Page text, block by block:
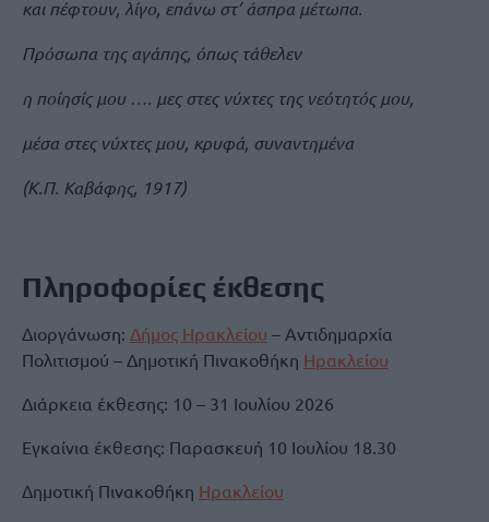
και πέφτουν, λίγο, επάνω στ’ άσπρα μέτωπα.
Πρόσωπα της αγάπης, όπως τάθελεν
η ποίησίς μου …. μες στες νύχτες της νεότητός μου,
μέσα στες νύχτες μου, κρυφά, συναντημένα
(Κ.Π. Καβάφης, 1917)
Πληροφορίες έκθεσης
Διοργάνωση: Δήμος Ηρακλείου – Αντιδημαρχία
Πολιτισμού – Δημοτική Πινακοθήκη Ηρακλείου
Διάρκεια έκθεσης: 10 – 31 Ιουλίου 2026
Εγκαίνια έκθεσης: Παρασκευή 10 Ιουλίου 18.30
Δημοτική Πινακοθήκη Ηρακλείου